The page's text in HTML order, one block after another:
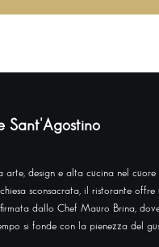
Sant'Agostino
arte, design e alta cucina nel cuore
sconsacrata, il ristorante offre
dallo Chef Mauro Brina,
si fonde con la pienezza del